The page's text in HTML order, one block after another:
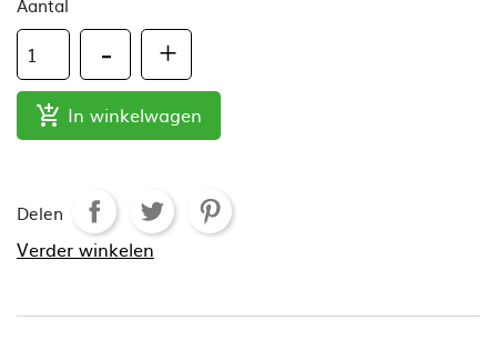
 In winkelwagen
Delen
Verder winkelen